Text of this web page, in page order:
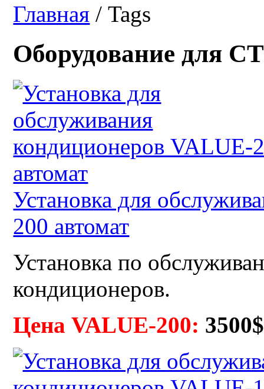
Главная / Tags
Оборудование для
Установка для
200 автомат
Установка по
кондиционеров.
Цена VALUE-200: 3500$